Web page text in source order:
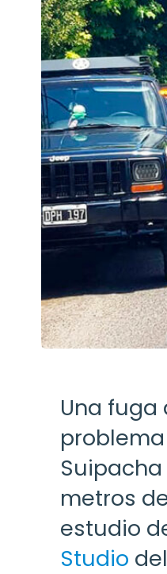
Una fuga
metros
estudio
Studio